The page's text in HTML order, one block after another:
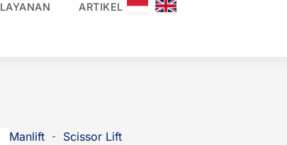
LAYANAN ARTIKEL
Manlift Scissor Lift